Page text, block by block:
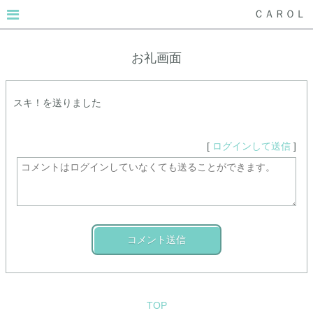
ＣＡＲＯＬ
お礼画面
スキ！を送りました
[ ログインして送信 ]
コメント送信
TOP